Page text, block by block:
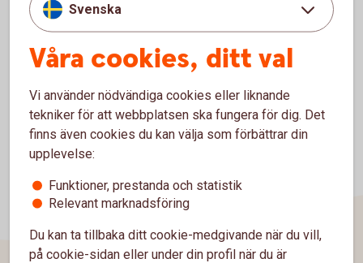
Inställningar för cookies
Svenska
Våra cookies, ditt val
Vi använder nödvändiga cookies eller liknande
tekniker för att webbplatsen ska fungera för dig. Det
finns även cookies du kan välja som förbättrar din
upplevelse:
Funktioner, prestanda och statistik
Relevant marknadsföring
Du kan ta tillbaka ditt cookie-medgivande när du vill,
på cookie-sidan eller under din profil när du är